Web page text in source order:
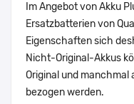
Im Angebot von Akku
Ersatzbatterien von
Eigenschaften sich
Nicht-Original-Akkus
Original und
bezogen werden.